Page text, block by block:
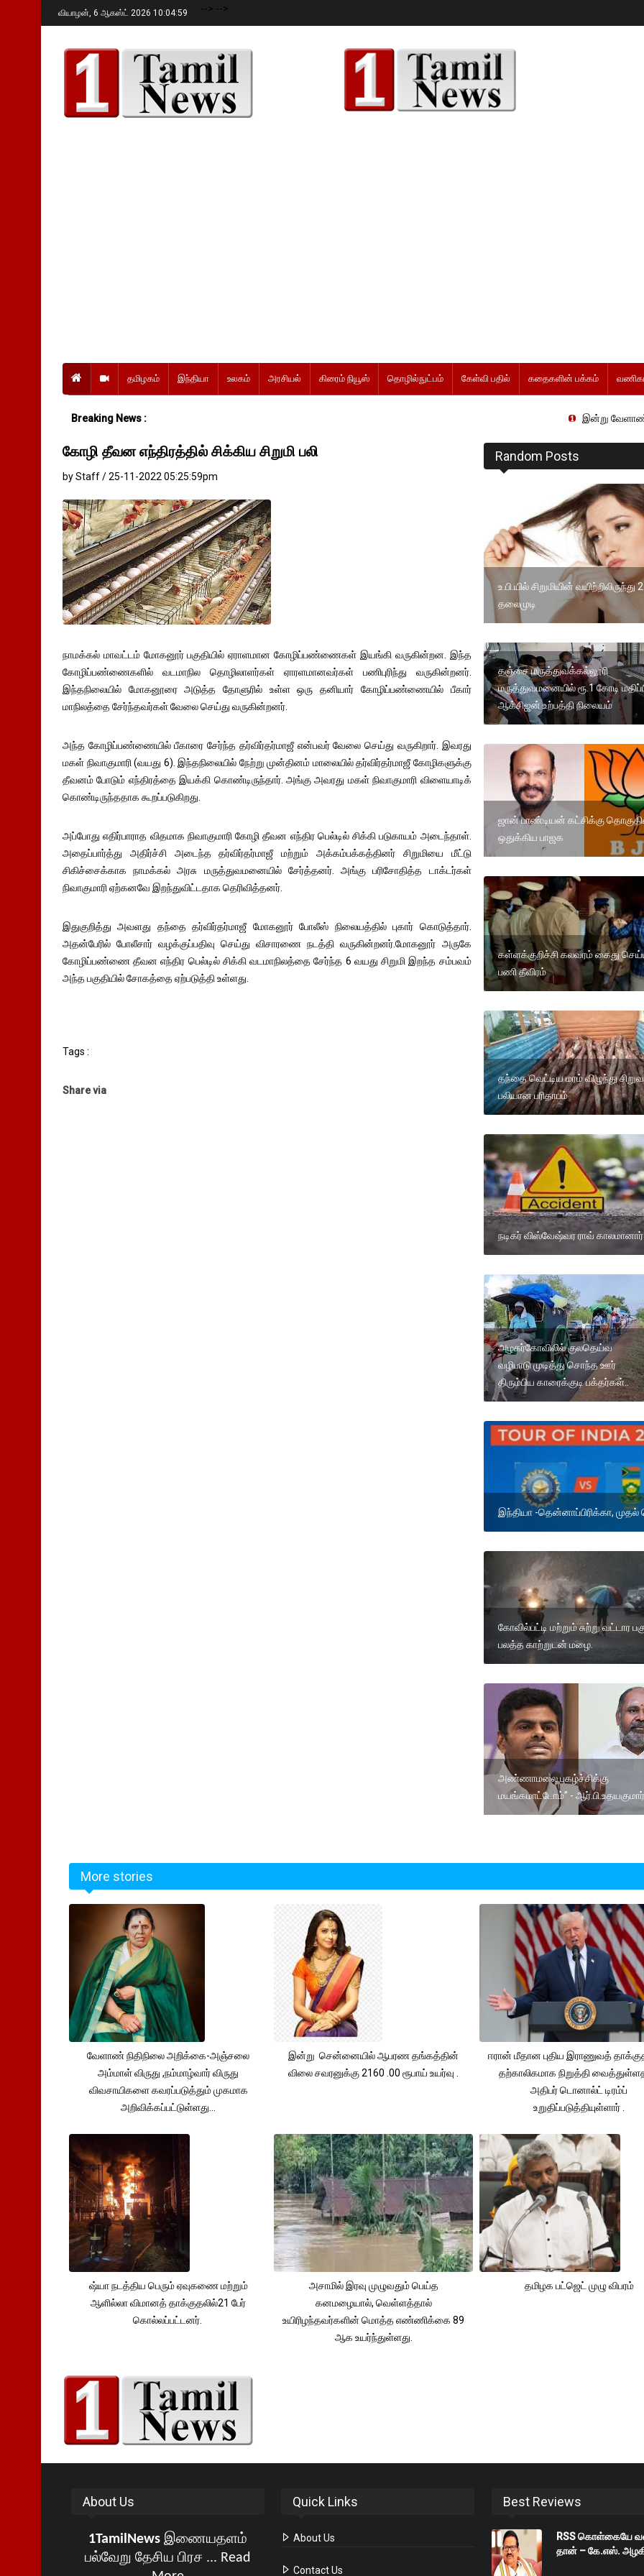
வியாழன், 6 ஆகஸ்ட் 2026 10:05:00 --> -->
தமிழகம் இந்தியா உலகம் அரசியல் கிரைம் நியூஸ் தொழில்நுட்பம் கேள்வி பதில் கதைகளின் பக்கம்
Breaking News : இன்று வேளாண் நிதிநிலை
கோழி தீவன எந்திரத்தில் சிக்கிய சிறுமி பலி
by Staff / 25-11-2022 05:25:59pm
நாமக்கல் மாவட்டம் மோகனூர் பகுதியில் ஏராளமான கோழிப்பண்ணைகள் இயங்கி வருகின்றன. இந்த
கோழிப்பண்ணைகளில் வடமாநில தொழிலாளர்கள் ஏாரளமானவர்கள் பணிபுரிந்து வருகின்றனர்.
இந்தநிலையில் மோகனூரை அடுத்த தோளுரில் உள்ள ஒரு தனியார் கோழிப்பண்ணையில் பீகார்
மாநிலத்தை சேர்ந்தவர்கள் வேலை செய்து வருகின்றனர்.
அந்த கோழிப்பண்ணையில் பீகாரை சேர்ந்த தர்விர்தர்மாஜீ என்பவர் வேலை செய்து வருகிறார். இவரது
மகள் நிவாகுமாரி (வயது 6). இந்தநிலையில் நேற்று முன்தினம் மாலையில் தர்விர்தர்மாஜீ கோழிகளுக்கு
தீவனம் போடும் எந்திரத்தை இயக்கி கொண்டிருந்தார். அங்கு அவரது மகள் நிவாகுமாரி விளையாடிக்
கொண்டிருந்ததாக கூறப்படுகிறது.
அப்போது எதிர்பாராத விதமாக நிவாகுமாரி கோழி தீவன எந்திர பெல்டில் சிக்கி படுகாயம் அடைந்தாள்.
அதைப்பார்த்து அதிர்ச்சி அடைந்த தர்விர்தர்மாஜீ மற்றும் அக்கம்பக்கத்தினர் சிறுமியை மீட்டு
சிகிச்சைக்காக நாமக்கல் அரசு மருத்துவமனையில் சேர்த்தனர். அங்கு பரிசோதித்த டாக்டர்கள்
நிவாகுமாரி ஏற்கனவே இறந்துவிட்டதாக தெரிவித்தனர்.
இதுகுறித்து அவளது தந்தை தர்விர்தர்மாஜீ மோகனூர் போலீஸ் நிலையத்தில் புகார் கொடுத்தார்.
அதன்பேரில் போலீசார் வழக்குப்பதிவு செய்து விசாரணை நடத்தி வருகின்றனர்.மோகனூர் அருகே
கோழிப்பண்ணை தீவன எந்திர பெல்டில் சிக்கி வடமாநிலத்தை சேர்ந்த 6 வயது சிறுமி இறந்த சம்பவம்
அந்த பகுதியில் சோகத்தை ஏற்படுத்தி உள்ளது.
Tags :
Share via
Random Posts
உ.பி.யில் சிறுமியின் வயிற்றிலிருந்து
தலைமுடி
தஞ்சை மருத்துவக்கல்லூரி
மருத்துவமனையில் ரூ.1 கோடி
ஆக்சிஜன் உற்பத்தி நிலையம்
ஜான் பாண்டியன் கட்சிக்கு
ஒதுக்கிய பாஜக
கள்ளக்குறிச்சி கலவரம் கைது
பணி தீவிரம்
தந்தை வெட்டிய மரம் விழுந்து
பலியான பரிதாபம்
நடிகர் விஸ்வேஷ்வர ராவ் காலமானார்
அழகர்கோவிலில் குலதெய்வ
வழிபாடு முடித்து சொந்த ஊர்
திரும்பிய காரைக்குடி பக்தர்கள்..
இந்தியா -தென்னாப்பிரிக்கா,
கோவில்பட்டி மற்றும் சுற்று வட்டார
பலத்த காற்றுடன் மழை.
அண்ணாமலை புகழ்ச்சிக்கு
மயங்கமாட்டோம்” - ஆர்.பி.உதயகுமார்
More stories
வேளாண் நிதிநிலை அறிக்கை-அஞ்சலை
அம்மாள் விருது ,நம்மாழ்வார் விருது
விவசாயிகளை கவரப்படுத்தும் முகமாக
அறிவிக்கப்பட்டுள்ளது...
இன்று சென்னையில் ஆபரண தங்கத்தின்
விலை சவரனுக்கு 2160 .00 ரூபாய் உயர்வு .
ஈரான் மீதான புதிய இராணுவத்
தற்காலிகமாக நிறுத்தி
அதிபர் டொனால்ட் டிரம்ப்
உறுதிப்படுத்தியுள்ளார் .
ஷ்யா நடத்திய பெரும் ஏவுகணை மற்றும்
ஆளில்லா விமானத் தாக்குதலில்21 பேர்
கொல்லப்பட்டனர்.
அசாமில் இரவு முழுவதும் பெய்த
கனமழையால், வெள்ளத்தால்
உயிரிழந்தவர்களின் மொத்த எண்ணிக்கை 89
ஆக உயர்ந்துள்ளது.
தமிழக பட்ஜெட் முழு விபரம்
About Us
1TamilNewsஇணையதளம்
பல்வேறு தேசிய பிரச ... Read
Quick Links
About Us
Contact Us
Best Reviews
RSS கொள்கையே
தான் – கே.எஸ்.